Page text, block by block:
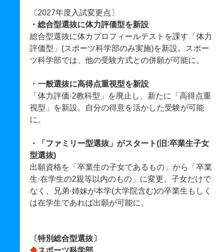
〔2027年度入試変更点〕
・総合型選抜に体力評価型を新設
総合型選抜に体カプロフィールテストを課す「体力
評価型」(スポーツ科学部のみ実施)を新設。スポー
ツ科学部では、他の受験方式との併願が可能に。
・一般選抜に高得点重視型を新設
「体力評価·2教科型」を廃止し、新たに「高得点重
視型」を新設。自分の得意を活かした受験が可能
に。
・「ファミリー型選抜」がスタート(旧:卒業生子女
型選抜)
出願資格を「卒業生の子女であるもの」から「卒業
生·在学生の2親等以内のもの」に変更。子女だけで
なく、兄弟·姉妹が本学(大学院含む)の卒業生もしく
は在学生であれば出願が可能に。
〔特別総合型選抜〕
◆スポーツ科学部